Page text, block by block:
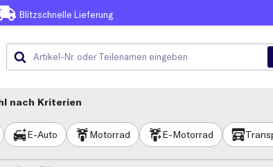
Blitzschnelle Lieferung
nach Kriterien
E-Auto Motorrad E-Motorrad